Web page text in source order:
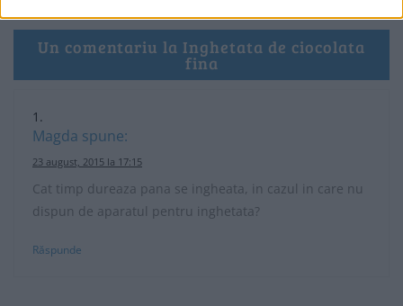
Un comentariu la Inghetata de ciocolata
fina
Magda spune:
23 august, 2015 la 17:15
Cat timp dureaza pana se ingheata, in cazul in care nu
dispun de aparatul pentru inghetata?
Răspunde